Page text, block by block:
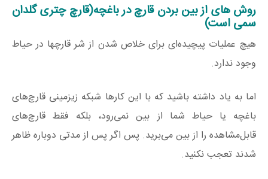
روش های از بین بردن قارچ در باغچه(قارچ چتری گلدان
سمی است)
هیچ عملیات پیچیده‌ای برای خلاص شدن از شر قارچها در حیاط
وجود ندارد.
اما به یاد داشته باشید که با این کارها شبکه زیزمینی قارچ‌های
باغچه یا حیاط شما از بین نمی‌رود، بلکه فقط قارچ‌های
قابل‌مشاهده را از بین می‌برید. پس اگر پس از مدتی دوباره ظاهر
شدند تعجب نکنید.